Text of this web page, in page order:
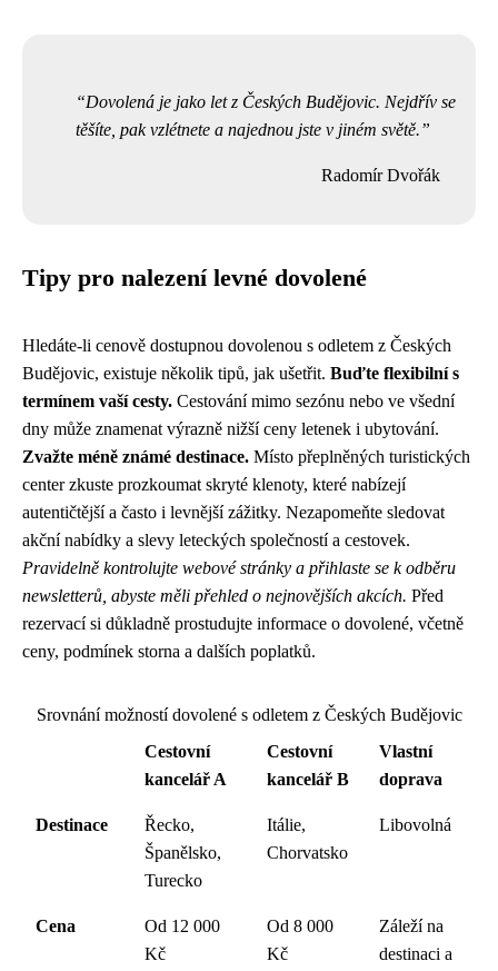
Dovolená je jako let z Českých Budějovic. Nejdřív se
těšíte, pak vzlétnete a najednou jste v jiném světě.
Radomír Dvořák
Tipy pro nalezení levné dovolené
Hledáte-li cenově dostupnou dovolenou s odletem z Českých
Budějovic, existuje několik tipů, jak ušetřit. Buďte flexibilní s
termínem vaší cesty. Cestování mimo sezónu nebo ve všední
dny může znamenat výrazně nižší ceny letenek i ubytování.
Zvažte méně známé destinace. Místo přeplněných turistických
center zkuste prozkoumat skryté klenoty, které nabízejí
autentičtější a často i levnější zážitky. Nezapomeňte sledovat
akční nabídky a slevy leteckých společností a cestovek.
Pravidelně kontrolujte webové stránky a přihlaste se k odběru
newsletterů, abyste měli přehled o nejnovějších akcích. Před
rezervací si důkladně prostudujte informace o dovolené, včetně
ceny, podmínek storna a dalších poplatků.
Srovnání možností dovolené s odletem z Českých Budějovic
Cestovní
kancelář A
Cestovní
kancelář B
Vlastní
doprava
Destinace
Řecko,
Španělsko,
Turecko
Itálie,
Chorvatsko
Libovolná
Cena
Od 12 000
Kč
Od 8 000
Kč
Záleží na
destinaci a